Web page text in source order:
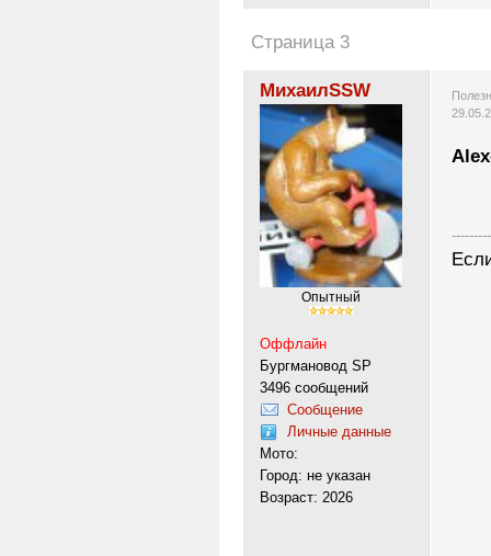
Страница 3
МихаилSSW
Опытный
Оффлайн
Бургмановод SP
3496 сообщений
Сообщение
Личные данные
Мото:
Город: не указан
Возраст: 2026